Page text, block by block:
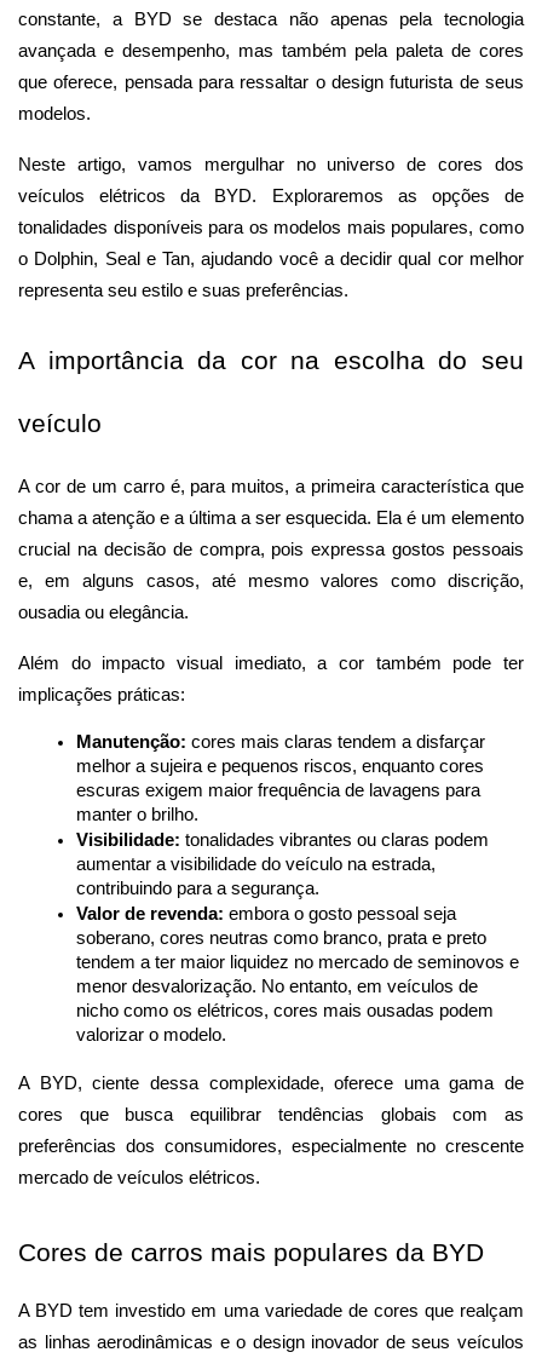
constante, a BYD se destaca não apenas pela tecnologia
avançada e desempenho, mas também pela paleta de cores
que oferece, pensada para ressaltar o design futurista de seus
modelos.
Neste artigo, vamos mergulhar no universo de cores dos
veículos elétricos da BYD. Exploraremos as opções de
tonalidades disponíveis para os modelos mais populares, como
o Dolphin, Seal e Tan, ajudando você a decidir qual cor melhor
representa seu estilo e suas preferências.
A importância da cor na escolha do seu
veículo
A cor de um carro é, para muitos, a primeira característica que
chama a atenção e a última a ser esquecida. Ela é um elemento
crucial na decisão de compra, pois expressa gostos pessoais
e, em alguns casos, até mesmo valores como discrição,
ousadia ou elegância.
Além do impacto visual imediato, a cor também pode ter
implicações práticas:
Manutenção: cores mais claras tendem a disfarçar
melhor a sujeira e pequenos riscos, enquanto cores
escuras exigem maior frequência de lavagens para
manter o brilho.
Visibilidade: tonalidades vibrantes ou claras podem
aumentar a visibilidade do veículo na estrada,
contribuindo para a segurança.
Valor de revenda: embora o gosto pessoal seja
soberano, cores neutras como branco, prata e preto
tendem a ter maior liquidez no mercado de seminovos e
menor desvalorização. No entanto, em veículos de
nicho como os elétricos, cores mais ousadas podem
valorizar o modelo.
A BYD, ciente dessa complexidade, oferece uma gama de
cores que busca equilibrar tendências globais com as
preferências dos consumidores, especialmente no crescente
mercado de veículos elétricos.
Cores de carros mais populares da BYD
A BYD tem investido em uma variedade de cores que realçam
as linhas aerodinâmicas e o design inovador de seus veículos